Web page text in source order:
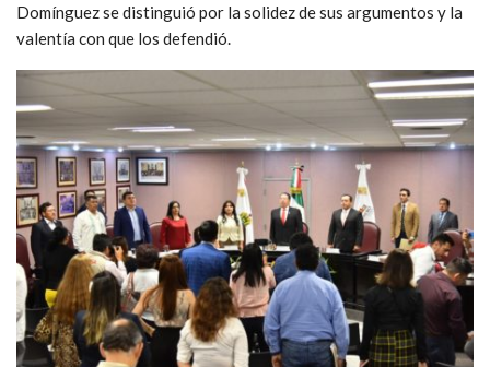
Domínguez se distinguió por la solidez de sus argumentos y la
valentía con que los defendió.